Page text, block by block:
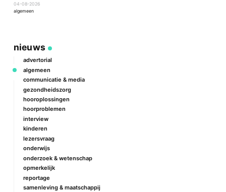
04-08-2026
algemeen
nieuws
advertorial
algemeen
communicatie & media
gezondheidszorg
hooroplossingen
hoorproblemen
interview
kinderen
lezersvraag
onderwijs
onderzoek & wetenschap
opmerkelijk
reportage
samenleving & maatschappij